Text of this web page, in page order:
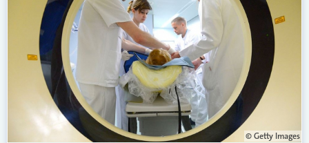
© Getty Images